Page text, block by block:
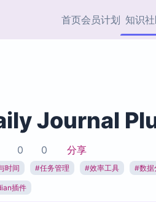
首页会员计划 知识
协作者
热门链接 Top5
加速访问 Obsidian 官方
市场
Zotero 插件
Journal
0 0 分享
时间 #任务管理 #效率工具 #数据
插件